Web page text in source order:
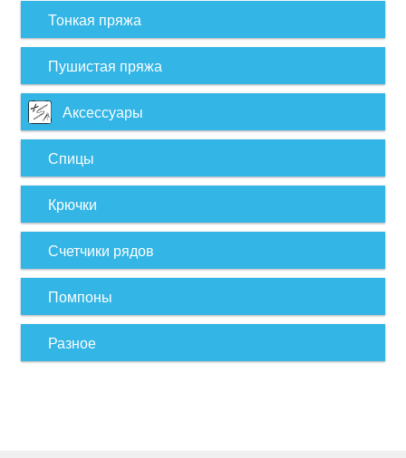
Тонкая пряжа
Пушистая пряжа
Аксессуары
Спицы
Крючки
Счетчики рядов
Помпоны
Разное